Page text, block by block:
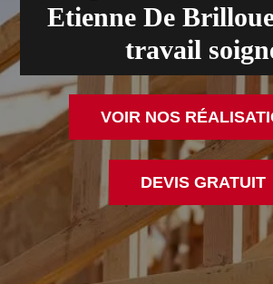
Etienne De
travail
VOIR NOS
DEVIS GRATUIT